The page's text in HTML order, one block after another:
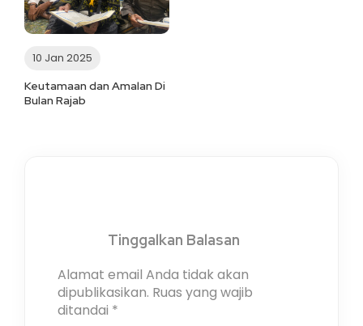
10 Jan 2025
Keutamaan dan Amalan Di
Bulan Rajab
Tinggalkan Balasan
Alamat email Anda tidak akan
dipublikasikan. Ruas yang wajib
ditandai *